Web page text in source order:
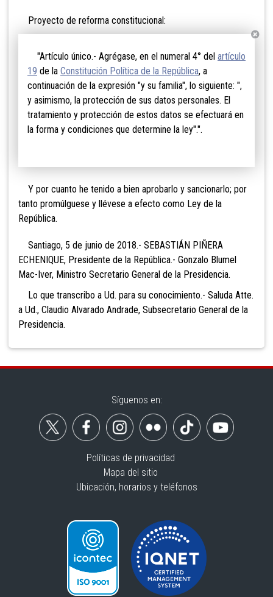
Proyecto de reforma constitucional:
"Artículo único.- Agrégase, en el numeral 4° del artículo
19 de la Constitución Política de la República, a
continuación de la expresión "y su familia", lo siguiente: ",
y asimismo, la protección de sus datos personales. El
tratamiento y protección de estos datos se efectuará en
la forma y condiciones que determine la ley".".
Y por cuanto he tenido a bien aprobarlo y sancionarlo; por
tanto promúlguese y llévese a efecto como Ley de la
República.
Santiago, 5 de junio de 2018.- SEBASTIÁN PIÑERA
ECHENIQUE, Presidente de la República.- Gonzalo Blumel
Mac-Iver, Ministro Secretario General de la Presidencia.
Lo que transcribo a Ud. para su conocimiento.- Saluda Atte.
a Ud., Claudio Alvarado Andrade, Subsecretario General de la
Presidencia.
Síguenos en:
Políticas de privacidad
Mapa del sitio
Ubicación, horarios y teléfonos